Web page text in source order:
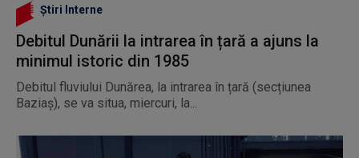
Știri Interne
Debitul Dunării la intrarea în țară a ajuns la
minimul istoric din 1985
Debitul fluviului Dunărea, la intrarea în țară (secțiunea
Baziaș), se va situa, miercuri, la...